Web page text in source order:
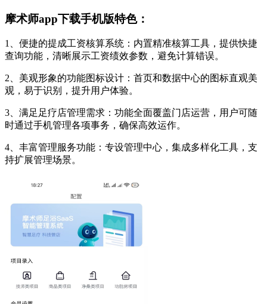
摩术师app下载手机版特色：
1、便捷的提成工资核算系统：内置精准核算工具，提供快捷
查询功能，清晰展示工资绩效参数，避免计算错误。
2、美观形象的功能图标设计：首页和数据中心的图标直观美
观，易于识别，提升用户体验。
3、满足足疗店管理需求：功能全面覆盖门店运营，用户可随
时通过手机管理各项事务，确保高效运作。
4、丰富管理服务功能：专设管理中心，集成多样化工具，支
持扩展管理场景。